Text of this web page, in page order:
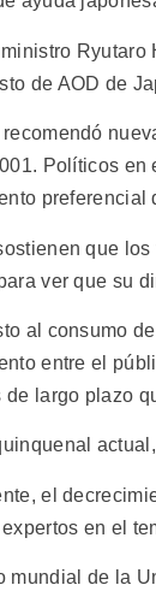
de AOD de
recomendó
Políticos en
preferencial
que
ver que su
al consumo
entre el
de largo plazo
el
en el
mundial de la